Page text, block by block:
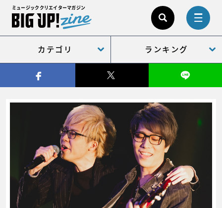
ミュージッククリエイターマガジン
カテゴリ ランキング